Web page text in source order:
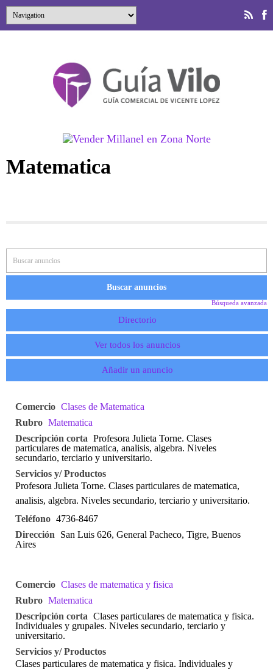
Matematica
Búsqueda avanzada
Directorio
Ver todos los anuncios
Añadir un anuncio
Comercio Clases de Matematica
Rubro Matematica
Descripción corta Profesora Julieta Torne. Clases
particulares de matematica, analisis, algebra. Niveles
secundario, terciario y universitario.
Servicios y/ Productos
Profesora Julieta Torne. Clases particulares de matematica,
analisis, algebra. Niveles secundario, terciario y universitario.
Teléfono 4736-8467
Dirección San Luis 626, General Pacheco, Tigre, Buenos
Aires
Comercio Clases de matematica y fisica
Rubro Matematica
Descripción corta Clases particulares de matematica y fisica.
Individuales y grupales. Niveles secundario, terciario y
universitario.
Servicios y/ Productos
Clases particulares de matematica y fisica. Individuales y